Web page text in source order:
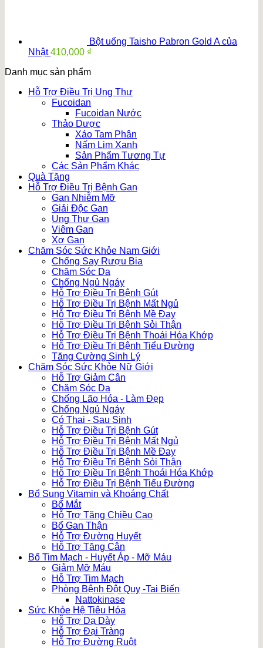
Bột uống Taisho Pabron Gold A của
Nhật 410,000 ₫
Danh mục sản phẩm
Hỗ Trợ Điều Trị Ung Thư
Fucoidan
Fucoidan Nước
Thảo Dược
Xáo Tam Phân
Nấm Lim Xanh
Sản Phẩm Tương Tự
Các Sản Phẩm Khác
Quà Tặng
Hỗ Trợ Điều Trị Bệnh Gan
Gan Nhiễm Mỡ
Giải Độc Gan
Ung Thư Gan
Viêm Gan
Xơ Gan
Chăm Sóc Sức Khỏe Nam Giới
Chống Say Rượu Bia
Chăm Sóc Da
Chống Ngủ Ngáy
Hỗ Trợ Điều Trị Bệnh Gút
Hỗ Trợ Điều Trị Bệnh Mất Ngủ
Hỗ Trợ Điều Trị Bệnh Mề Đay
Hỗ Trợ Điều Trị Bệnh Sỏi Thận
Hỗ Trợ Điều Trị Bệnh Thoái Hóa Khớp
Hỗ Trợ Điều Trị Bệnh Tiểu Đường
Tăng Cường Sinh Lý
Chăm Sóc Sức Khỏe Nữ Giới
Hỗ Trợ Giảm Cân
Chăm Sóc Da
Chống Lão Hóa - Làm Đẹp
Chống Ngủ Ngáy
Có Thai - Sau Sinh
Hỗ Trợ Điều Trị Bệnh Gút
Hỗ Trợ Điều Trị Bệnh Mất Ngủ
Hỗ Trợ Điều Trị Bệnh Mề Đay
Hỗ Trợ Điều Trị Bệnh Sỏi Thận
Hỗ Trợ Điều Trị Bệnh Thoái Hóa Khớp
Hỗ Trợ Điều Trị Bệnh Tiểu Đường
Bổ Sung Vitamin và Khoáng Chất
Bổ Mắt
Hỗ Trợ Tăng Chiều Cao
Bổ Gan Thận
Hỗ Trợ Đường Huyết
Hỗ Trợ Tăng Cân
Bổ Tim Mạch - Huyết Áp - Mỡ Máu
Giảm Mỡ Máu
Hỗ Trợ Tim Mạch
Phòng Bệnh Đột Quỵ -Tai Biến
Nattokinase
Sức Khỏe Hệ Tiêu Hóa
Hỗ Trợ Dạ Dày
Hỗ Trợ Đại Tràng
Hỗ Trợ Đường Ruột